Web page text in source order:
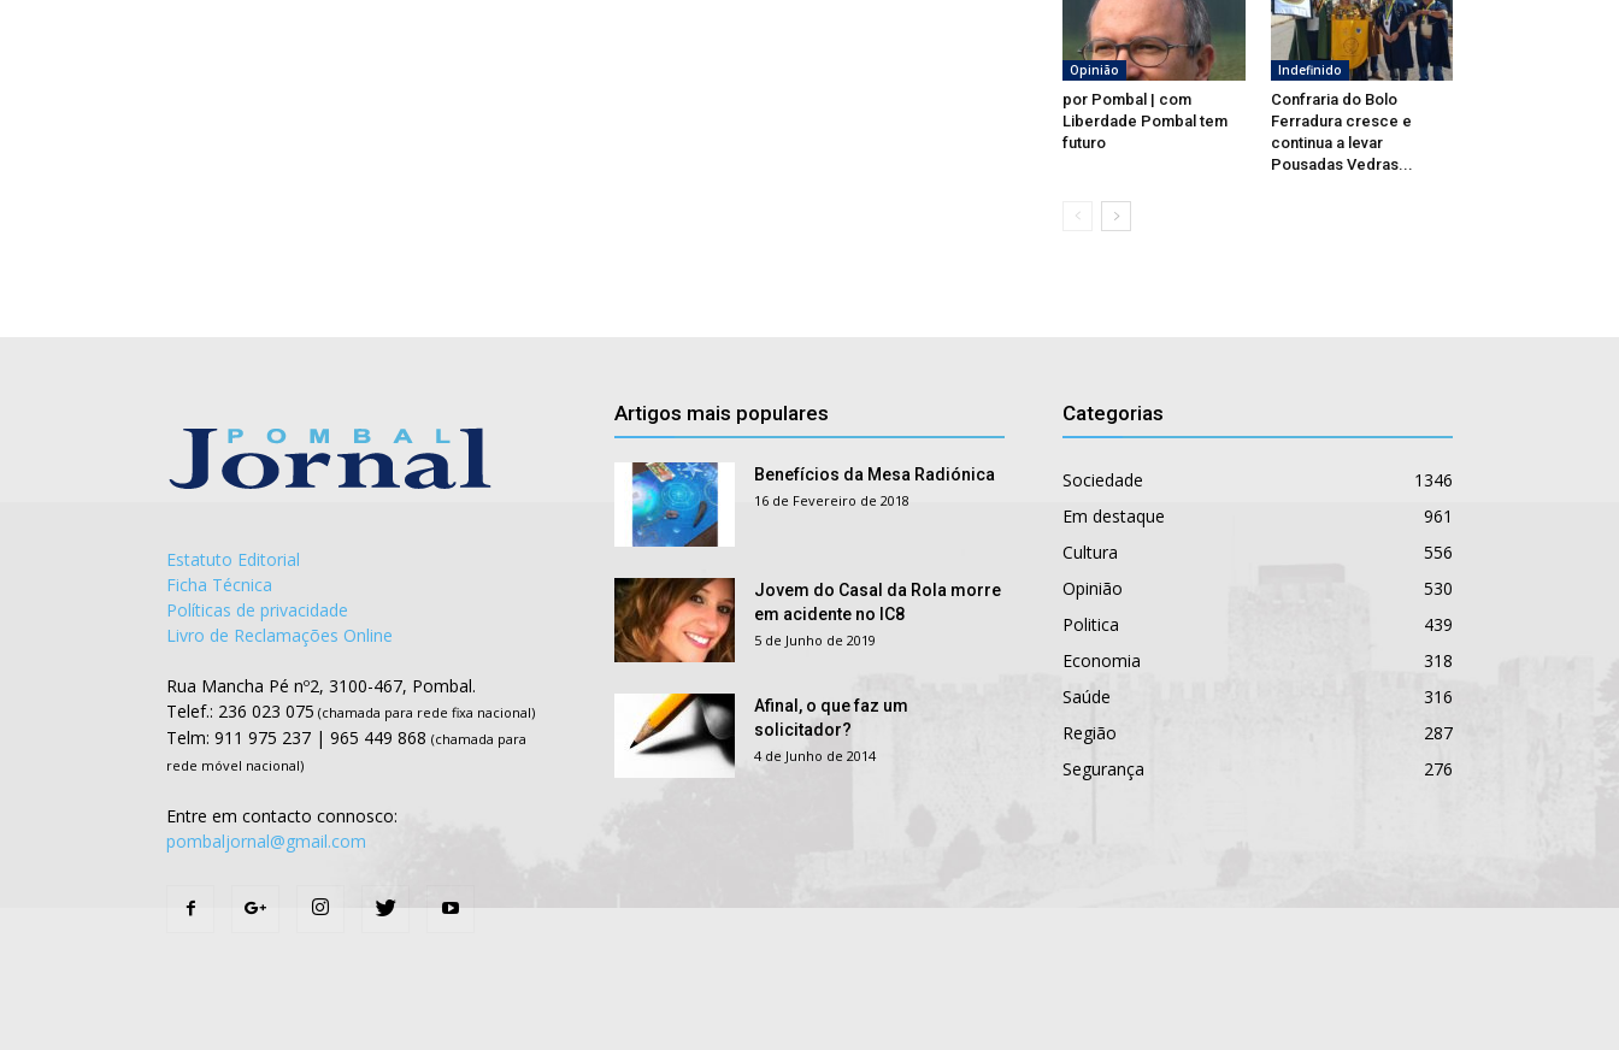
Opinião
por Pombal | com
Liberdade Pombal tem
futuro
Indefinido
Confraria do Bolo
Ferradura cresce e
continua a levar
Pousadas Vedras...
Estatuto Editorial
Ficha Técnica
Políticas de privacidade
Livro de Reclamações Online
Rua Mancha Pé nº2, 3100-467, Pombal.
Telef.: 236 023 075 (chamada para rede fixa nacional)
Telm: 911 975 237 | 965 449 868 (chamada para
rede móvel nacional)
Entre em contacto connosco:
pombaljornal@gmail.com
Artigos mais populares
Benefícios da Mesa Radiónica
16 de Fevereiro de 2018
Jovem do Casal da Rola morre
em acidente no IC8
5 de Junho de 2019
Afinal, o que faz um
solicitador?
4 de Junho de 2014
Categorias
Sociedade
1346
Em destaque
961
Cultura
556
Opinião
530
Politica
439
Economia
318
Saúde
316
Região
287
Segurança
276